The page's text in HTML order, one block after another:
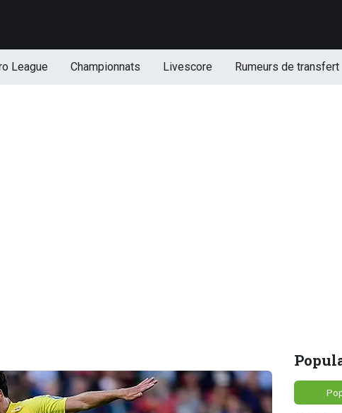
League Championnats Livescore Rumeurs de transfert